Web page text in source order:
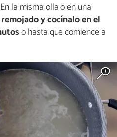
la misma olla o en una
y cocínalo en el
o hasta que comience a